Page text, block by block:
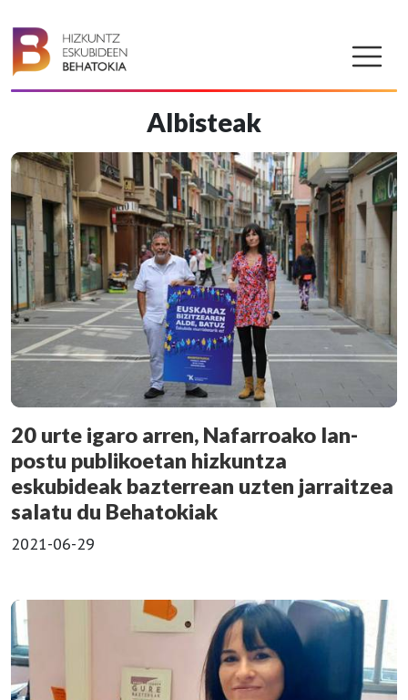
Albisteak
20 urte igaro arren, Nafarroako lan-
postu publikoetan hizkuntza
eskubideak bazterrean uzten jarraitzea
salatu du Behatokiak
2021-06-29